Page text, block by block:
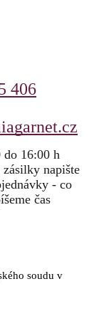
406
do 16:00 h
napište
- co
čas
soudu v